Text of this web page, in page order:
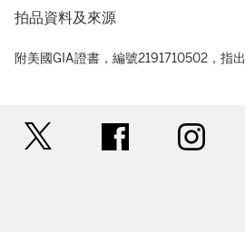
拍品資料及來源
附美國GIA證書，編號2191710502，指
facebook